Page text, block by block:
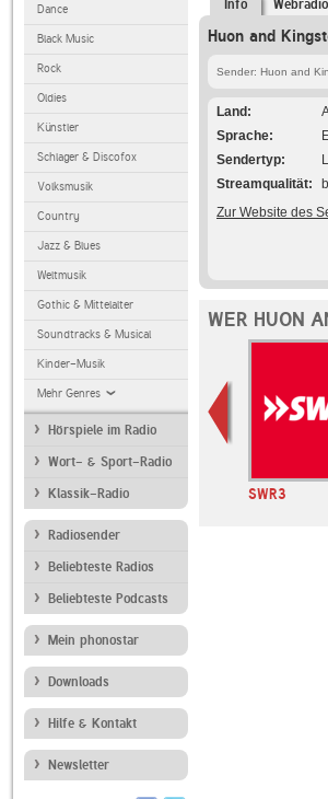
Dance
Black Music
Rock
Oldies
Künstler
Schlager & Discofox
Volksmusik
Country
Jazz & Blues
Weltmusik
Gothic & Mittelalter
Soundtracks & Musical
Kinder-Musik
Mehr Genres
Hörspiele im Radio
Wort- & Sport-Radio
Klassik-Radio
Radiosender
Beliebteste Radios
Beliebteste Podcasts
Mein phonostar
Downloads
Hilfe & Kontakt
Newsletter
Info Webradio
Huon and
Sender: Huon and
Land
Sprache
Sendertyp
Streamqualität
Zur Website des
WER HUON
Radio Chilango Radio SWR3